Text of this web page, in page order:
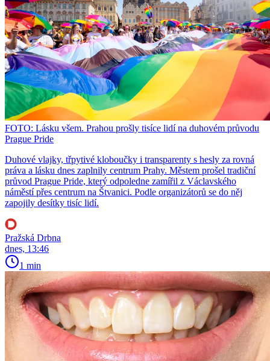
FOTO: Lásku všem. Prahou prošly tisíce lidí na duhovém průvodu
Prague Pride
Duhové vlajky, třpytivé kloboučky i transparenty s hesly za rovná
práva a lásku dnes zaplnily centrum Prahy. Městem prošel tradiční
průvod Prague Pride, který odpoledne zamířil z Václavského
náměstí přes centrum na Štvanici. Podle organizátorů se do něj
zapojily desítky tisíc lidí.
Pražská Drbna
dnes, 13:46
1 min